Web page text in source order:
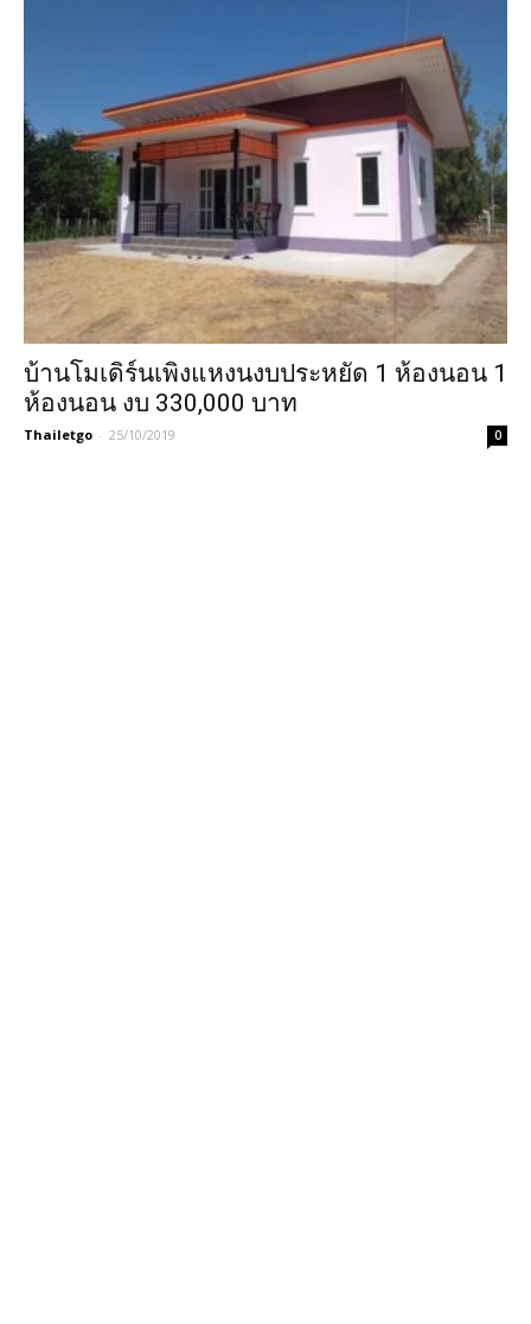
บ้านโมเดิร์นเพิงแหงนงบประหยัด 1 ห้องนอน 1
ห้องนอน งบ 330,000 บาท
Thailetgo - 25/10/2019 0